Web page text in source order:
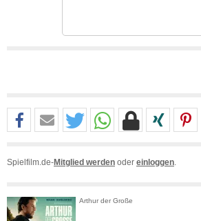
Spielfilm.de-Mitglied werden oder einloggen
Arthur der Große